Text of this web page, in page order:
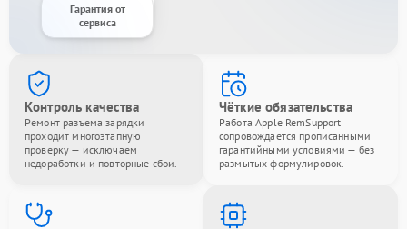
Гарантия от
сервиса
Контроль качества
Ремонт разъема зарядки
проходит многоэтапную
проверку — исключаем
недоработки и повторные сбои.
Чёткие обязательства
Работа Apple RemSupport
сопровождается прописанными
гарантийными условиями — без
размытых формулировок.